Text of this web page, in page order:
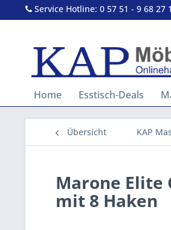
Service Hotline: 0 57 51 - 9 68 27
Home Esstisch-Deals
Übersicht KAP
Marone Elite
mit 8 Haken